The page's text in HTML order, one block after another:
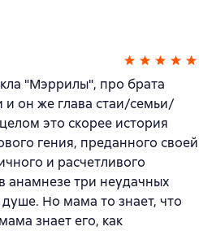
"Мэррилы", про брата
он же глава стаи/семьи/
это скорее история
гения, преданного своей
и расчетливого
три неудачных
Но мама то знает, что
знает его, как